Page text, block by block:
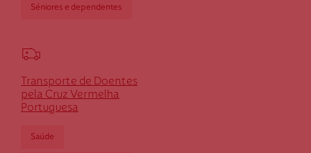
Séniores e dependentes
Transporte de Doentes
pela Cruz Vermelha
Portuguesa
Saúde